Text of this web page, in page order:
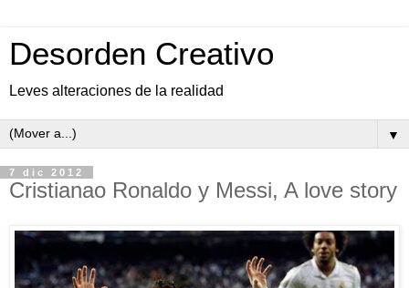
Desorden Creativo
Leves alteraciones de la realidad
▼
7 dic 2012
Cristianao Ronaldo y Messi, A love story